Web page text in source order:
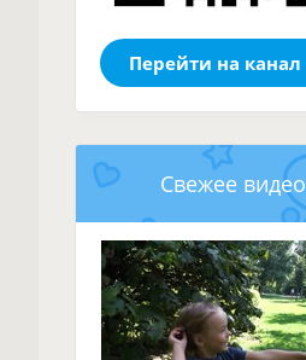
Перейти на канал
Свежее видео